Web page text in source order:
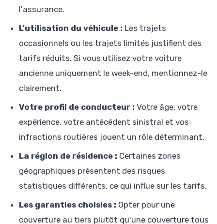
l'assurance.
L'utilisation du véhicule : Les trajets
occasionnels ou les trajets limités justifient des
tarifs réduits. Si vous utilisez votre voiture
ancienne uniquement le week-end, mentionnez-le
clairement.
Votre profil de conducteur : Votre âge, votre
expérience, votre antécédent sinistral et vos
infractions routières jouent un rôle déterminant.
La région de résidence : Certaines zones
géographiques présentent des risques
statistiques différents, ce qui influe sur les tarifs.
Les garanties choisies : Opter pour une
couverture au tiers plutôt qu'une couverture tous